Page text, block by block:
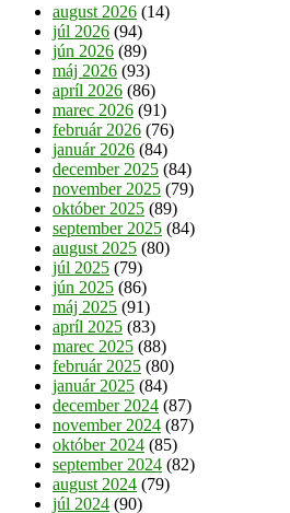
august 2026 (14)
júl 2026 (94)
jún 2026 (89)
máj 2026 (93)
apríl 2026 (86)
marec 2026 (91)
február 2026 (76)
január 2026 (84)
december 2025 (84)
november 2025 (79)
október 2025 (89)
september 2025 (84)
august 2025 (80)
júl 2025 (79)
jún 2025 (86)
máj 2025 (91)
apríl 2025 (83)
marec 2025 (88)
február 2025 (80)
január 2025 (84)
december 2024 (87)
november 2024 (87)
október 2024 (85)
september 2024 (82)
august 2024 (79)
júl 2024 (90)